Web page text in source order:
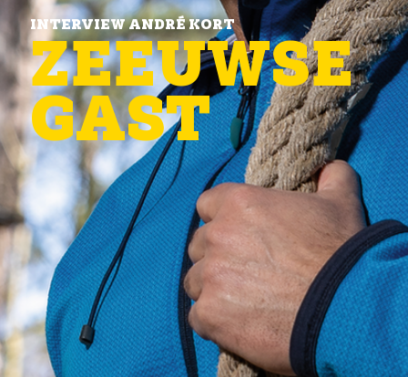
INTERVIEW ANDRÉ KORT
ZEEUWSE
GAST